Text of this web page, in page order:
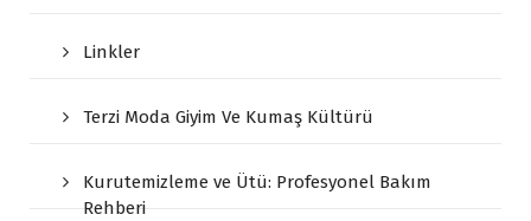
Linkler
Terzi Moda Giyim Ve Kumaş Kültürü
Kurutemizleme ve Ütü: Profesyonel Bakım
Rehberi